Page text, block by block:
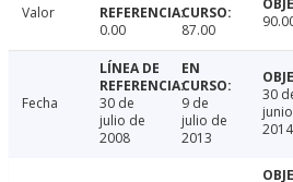
Valor
0.00
87.00
Fecha
30 de
julio de
2008
9 de
julio de
2013
30
2014